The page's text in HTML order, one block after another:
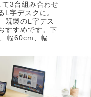
3台組み合わせ
L字デスクに。
既製のL字デス
すすめです。下
幅60cm、幅